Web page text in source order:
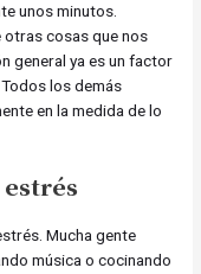
unos minutos.
otras cosas que nos
general ya es un factor
los demás
en la medida de lo
Mucha gente
música o cocinando